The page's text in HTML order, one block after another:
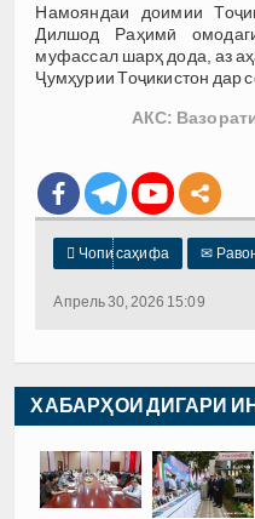
Намояндаи доимии
Дилшод Раҳимӣ
муфассал шарҳ дода, аз
Ҷумҳурии Тоҷикистон дар
АКС:
 Чопи саҳифа ✉
Апрель 30, 2026 15:09
ХАБАРҲОИ ДИГАРИ